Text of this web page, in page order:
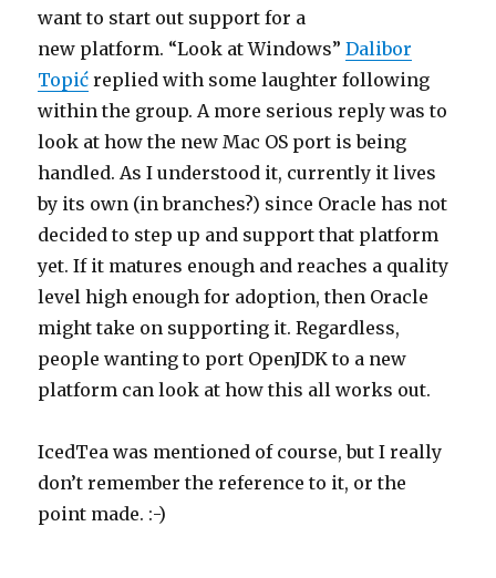
want to start out support for a
new platform. “Look at Windows”Dalibor
Topić replied with some laughter following
within the group. A more serious reply was to
look at how the new Mac OS port is being
handled. As I understood it, currently it lives
by its own (in branches?) since Oracle has not
decided to step up and support that platform
yet. If it matures enough and reaches a quality
level high enough for adoption, then Oracle
might take on supporting it. Regardless,
people wanting to port OpenJDK to a new
platform can look at how this all works out.
IcedTea was mentioned of course, but I really
don’t remember the reference to it, or the
point made. :-)